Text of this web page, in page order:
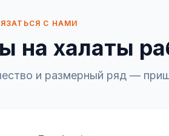
С НАМИ
на халаты
и размерный ряд —